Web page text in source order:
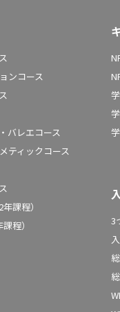
ンコース
バレエコース
ティックコース
課程）
程）
3